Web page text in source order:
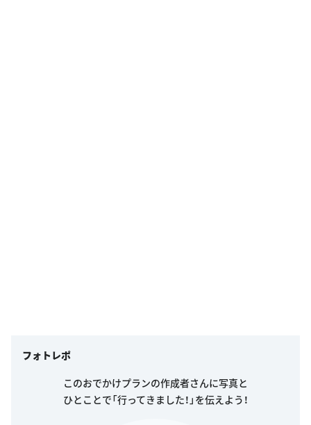
フォトレポ
このおでかけプランの作成者さんに写真と
ひとことで「行ってきました！」を伝えよう！